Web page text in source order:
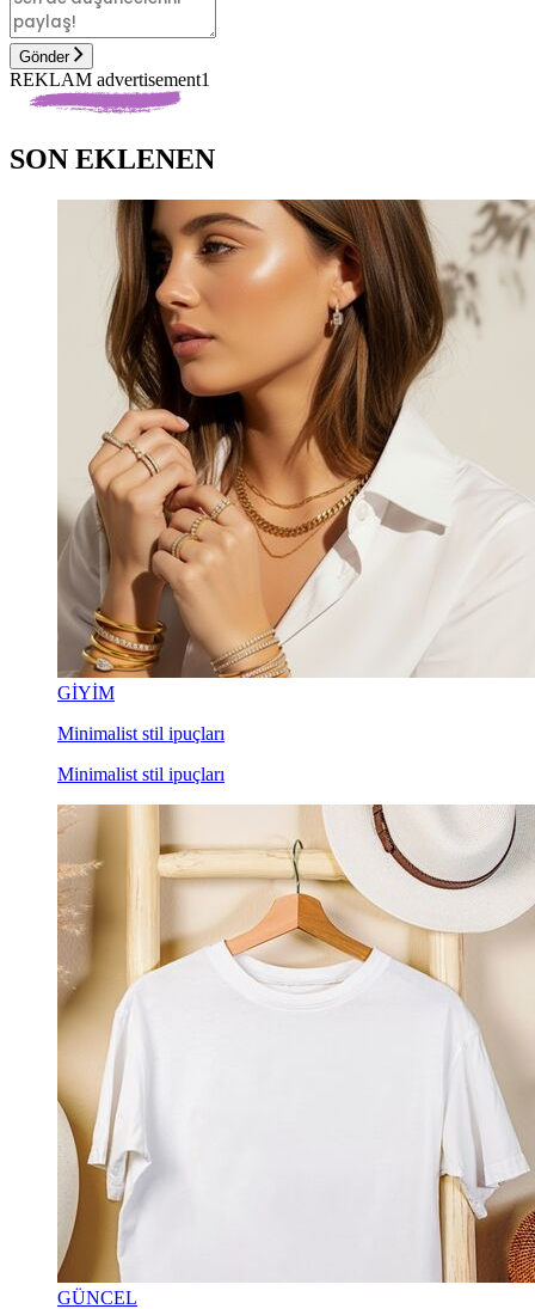
Gönder
REKLAM advertisement1
SON EKLENEN
GİYİM
Minimalist stil ipuçları
Minimalist stil ipuçları
GÜNCEL